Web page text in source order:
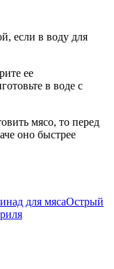
если в воду для
ее
в воде с
мясо, то перед
оно быстрее
для мясаОстрый